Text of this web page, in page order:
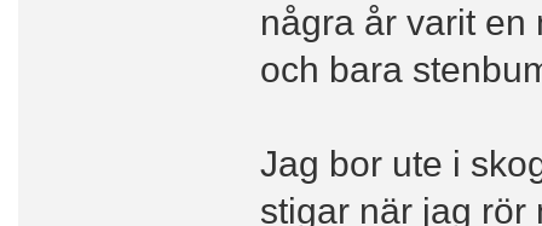
några år varit en
och bara
Jag bor ute i
stigar när jag rör